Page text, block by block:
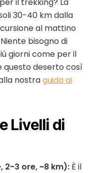
30-40 km dalla
al mattino
bisogno di
giorni come per il
questo deserto così
nostraguida ai
Livelli di
3 ore, ~8 km): È il